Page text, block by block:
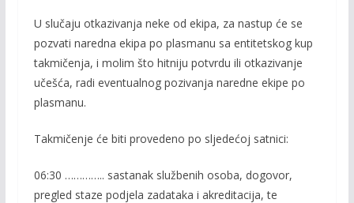
U slučaju otkazivanja neke od ekipa, za nastup će se
pozvati naredna ekipa po plasmanu sa entitetskog kup
takmičenja, i molim što hitniju potvrdu ili otkazivanje
učešća, radi eventualnog pozivanja naredne ekipe po
plasmanu.
Takmičenje će biti provedeno po sljedećoj satnici:
06:30 ………….. sastanak službenih osoba, dogovor,
pregled staze podjela zadataka i akreditacija, te